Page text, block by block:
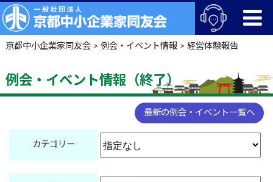
京都中小企業家同友会> 例会・イベント情報> 経営体験報告
例会・イベント情報（終了）
最新の例会・イベント一覧へ
カテゴリー